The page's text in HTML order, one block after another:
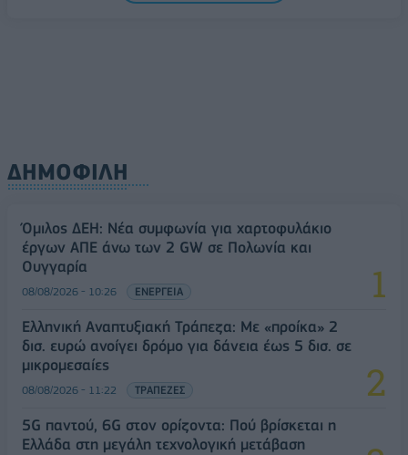
ΔΗΜΟΦΙΛΗ
Όμιλος ΔΕΗ: Νέα συμφωνία για χαρτοφυλάκιο
έργων ΑΠΕ άνω των 2 GW σε Πολωνία και
Ουγγαρία
08/08/2026 - 10:26 ΕΝΕΡΓΕΙΑ
Ελληνική Αναπτυξιακή Τράπεζα: Με «προίκα» 2
δισ. ευρώ ανοίγει δρόμο για δάνεια έως 5 δισ. σε
μικρομεσαίες
08/08/2026 - 11:22 ΤΡΑΠΕΖΕΣ
5G παντού, 6G στον ορίζοντα: Πού βρίσκεται η
Ελλάδα στη μεγάλη τεχνολογική μετάβαση